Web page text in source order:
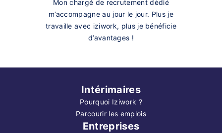
Mon chargé de recrutement dédié
m’accompagne au jour le jour. Plus je
travaille avec iziwork, plus je bénéficie
d’avantages !
Intérimaires
Pourquoi Iziwork ?
Parcourir les emplois
Entreprises